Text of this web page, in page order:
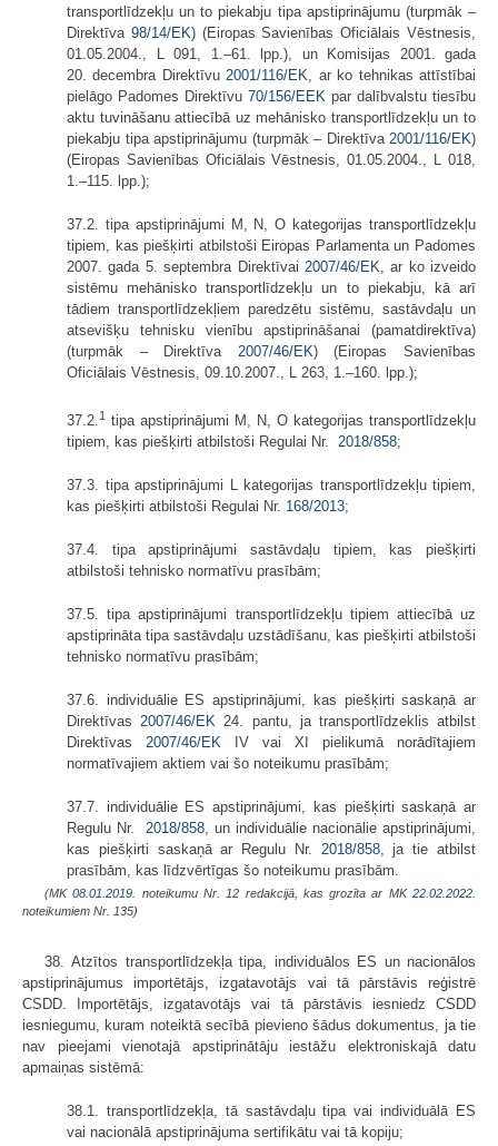
transportlīdzekļu un to piekabju tipa apstiprinājumu (turpmāk –
Direktīva 98/14/EK) (Eiropas Savienības Oficiālais Vēstnesis,
01.05.2004., L 091, 1.–61. lpp.), un Komisijas 2001. gada
20. decembra Direktīvu 2001/116/EK , ar ko tehnikas attīstībai
pielāgo Padomes Direktīvu 70/156/EEK par dalībvalstu tiesību
aktu tuvināšanu attiecībā uz mehānisko transportlīdzekļu un to
piekabju tipa apstiprinājumu (turpmāk – Direktīva 2001/116/EK)
(Eiropas Savienības Oficiālais Vēstnesis, 01.05.2004., L 018,
1.–115. lpp.);
37.2. tipa apstiprinājumi M, N, O kategorijas transportlīdzekļu
tipiem, kas piešķirti atbilstoši Eiropas Parlamenta un Padomes
2007. gada 5. septembra Direktīvai 2007/46/EK , ar ko izveido
sistēmu mehānisko transportlīdzekļu un to piekabju, kā arī
tādiem transportlīdzekļiem paredzētu sistēmu, sastāvdaļu un
atsevišķu tehnisku vienību apstiprināšanai (pamatdirektīva)
(turpmāk – Direktīva 2007/46/EK) (Eiropas Savienības
Oficiālais Vēstnesis, 09.10.2007., L 263, 1.–160. lpp.);
37.2. 1 tipa apstiprinājumi M, N, O kategorijas transportlīdzekļu
tipiem, kas piešķirti atbilstoši Regulai Nr. 2018/858;
37.3. tipa apstiprinājumi L kategorijas transportlīdzekļu tipiem,
kas piešķirti atbilstoši Regulai Nr. 168/2013;
37.4. tipa apstiprinājumi sastāvdaļu tipiem, kas piešķirti
atbilstoši tehnisko normatīvu prasībām;
37.5. tipa apstiprinājumi transportlīdzekļu tipiem attiecībā uz
apstiprināta tipa sastāvdaļu uzstādīšanu, kas piešķirti atbilstoši
tehnisko normatīvu prasībām;
37.6. individuālie ES apstiprinājumi, kas piešķirti saskaņā ar
Direktīvas 2007/46/EK 24. pantu, ja transportlīdzeklis atbilst
Direktīvas 2007/46/EK IV vai XI pielikumā norādītajiem
normatīvajiem aktiem vai šo noteikumu prasībām;
37.7. individuālie ES apstiprinājumi, kas piešķirti saskaņā ar
Regulu Nr. 2018/858 , un individuālie nacionālie apstiprinājumi,
kas piešķirti saskaņā ar Regulu Nr. 2018/858, ja tie atbilst
prasībām, kas līdzvērtīgas šo noteikumu prasībām.
(MK08.01.2019. noteikumu Nr. 12 redakcijā, kas grozīta ar MK22.02.2022.
noteikumiem Nr. 135)
38. Atzītos transportlīdzekļa tipa, individuālos ES un nacionālos
apstiprinājumus importētājs, izgatavotājs vai tā pārstāvis reģistrē
CSDD. Importētājs, izgatavotājs vai tā pārstāvis iesniedz CSDD
iesniegumu, kuram noteiktā secībā pievieno šādus dokumentus, ja tie
nav pieejami vienotajā apstiprinātāju iestāžu elektroniskajā datu
apmaiņas sistēmā:
38.1. transportlīdzekļa, tā sastāvdaļu tipa vai individuālā ES
vai nacionālā apstiprinājuma sertifikātu vai tā kopiju;